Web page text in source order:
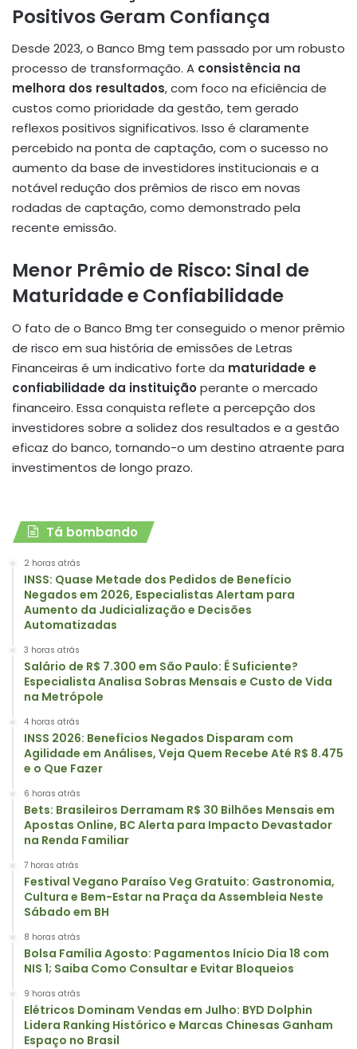
Positivos Geram Confiança
Desde 2023, o Banco Bmg tem passado por um robusto
processo de transformação. A consistência na
melhora dos resultados, com foco na eficiência de
custos como prioridade da gestão, tem gerado
reflexos positivos significativos. Isso é claramente
percebido na ponta de captação, com o sucesso no
aumento da base de investidores institucionais e a
notável redução dos prêmios de risco em novas
rodadas de captação, como demonstrado pela
recente emissão.
Menor Prêmio de Risco: Sinal de
Maturidade e Confiabilidade
O fato de o Banco Bmg ter conseguido o menor prêmio
de risco em sua história de emissões de Letras
Financeiras é um indicativo forte da maturidade e
confiabilidade da instituição perante o mercado
financeiro. Essa conquista reflete a percepção dos
investidores sobre a solidez dos resultados e a gestão
eficaz do banco, tornando-o um destino atraente para
investimentos de longo prazo.
Tá bombando
2 horas atrás
INSS: Quase Metade dos Pedidos de Benefício
Negados em 2026, Especialistas Alertam para
Aumento da Judicialização e Decisões
Automatizadas
3 horas atrás
Salário de R$ 7.300 em São Paulo: É Suficiente?
Especialista Analisa Sobras Mensais e Custo de Vida
na Metrópole
4 horas atrás
INSS 2026: Benefícios Negados Disparam com
Agilidade em Análises, Veja Quem Recebe Até R$ 8.475
e o Que Fazer
6 horas atrás
Bets: Brasileiros Derramam R$ 30 Bilhões Mensais em
Apostas Online, BC Alerta para Impacto Devastador
na Renda Familiar
7 horas atrás
Festival Vegano Paraíso Veg Gratuito: Gastronomia,
Cultura e Bem-Estar na Praça da Assembleia Neste
Sábado em BH
8 horas atrás
Bolsa Família Agosto: Pagamentos Início Dia 18 com
NIS 1; Saiba Como Consultar e Evitar Bloqueios
9 horas atrás
Elétricos Dominam Vendas em Julho: BYD Dolphin
Lidera Ranking Histórico e Marcas Chinesas Ganham
Espaço no Brasil